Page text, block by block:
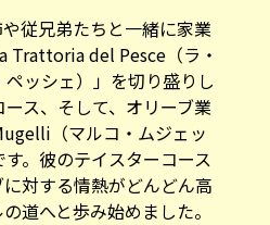
従兄弟たちと一緒に家業
Trattoria del Pesce（ラ・
ッシェ） 」を切り盛りし
ス、そして、オリーブ業
（マルコ・ムジェッ
。彼のテイスターコース
対する情熱がどんどん高
道へと歩み始めました。